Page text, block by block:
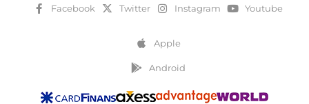
Facebook Twitter Instagram Youtube
Apple
Android